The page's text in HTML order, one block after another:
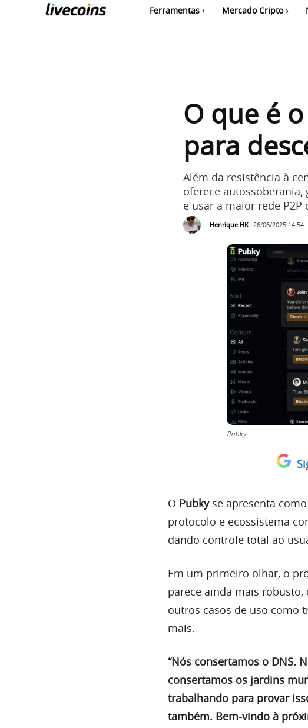
Ferramentas Mercado Cripto
O que é
para
Além da resistência à
oferece
e usar a maior rede P2P
Henrique HK 26/06/2025 14:54
Pubky.
O Pubkyse apresenta
protocolo e ecossistema
dando controle total ao
Em um primeiro olhar, o
parece ainda mais
outros casos de uso como
mais.
“Nós consertamos o DNS.
consertamos os jardins
trabalhando para provar
também. Bem-vindo à